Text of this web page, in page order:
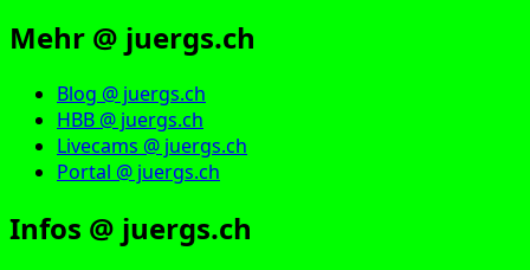
Mehr @ juergs.ch
Blog @ juergs.ch
HBB @ juergs.ch
Livecams @ juergs.ch
Portal @ juergs.ch
Infos @ juergs.ch